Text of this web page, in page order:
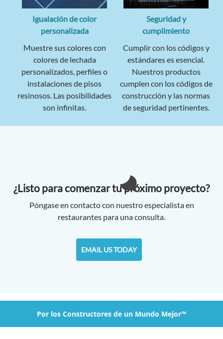
Igualación de color
personalizada
Muestre sus colores con
colores de lechada
personalizados, perfiles o
instalaciones de pisos
resinosos. Las posibilidades
son infinitas.
Seguridad y
cumplimiento
Cumplir con los códigos y
estándares es esencial.
Nuestros productos
cumplen con los códigos de
construcción y las normas
de seguridad pertinentes.
¿Listo para comenzar tu próximo proyecto?
Póngase en contacto con nuestro especialista en
restaurantes para una consulta.
EMAIL US TODAY
Por los Constructores de un Mundo Mejor™